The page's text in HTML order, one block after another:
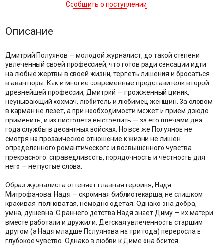
Сообщить о поступлении
Описание
Дмитрий Полуянов — молодой журналист, до такой степени
увлеченный своей профессией, что готов ради сенсации идти
на любые жертвы в своей жизни, терпеть лишения и бросаться
в авантюры. Как и многие современные представители второй
древнейшей профессии, Дмитрий — прожженный циник,
неунывающий хохмач, любитель и любимец женщин. За словом
в карман не лезет, а при необходимости может и прием дзюдо
применить, и из пистолета выстрелить — за его плечами два
года службы в десантных войсках. Но все же Полуянов не
смотря на прозаическое отношение к жизни не лишен
определенного романтического и возвышенного чувства
прекрасного: справедливость, порядочность и честность для
него — не пустые слова.
Образ журналиста оттеняет главная героиня, Надя
Митрофанова. Надя — скромная библиотекарша, не слишком
красивая, полноватая, немодно одетая. Однако она добра,
умна, душевна. С раннего детства Надя знает Диму — их матери
вместе работали и дружили. Детская увлеченность старшим
другом (а Надя младше Полуянова на три года) переросла в
глубокое чувство. Однако в любви к Диме она боится